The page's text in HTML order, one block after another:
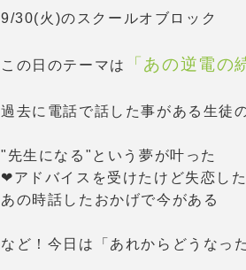
9/30(火)のスクールオブロック
この日のテーマは 「あの逆電の
過去に電話で話した事がある生徒
"先生になる"という夢が叶った
❤アドバイスを受けたけど失恋した
あの時話したおかげで今がある
など！今日は「あれからどうなっ